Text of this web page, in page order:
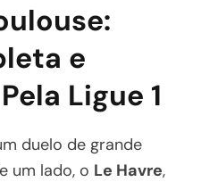
e
Ligue 1
duelo de grande
um lado, o Le Havre,